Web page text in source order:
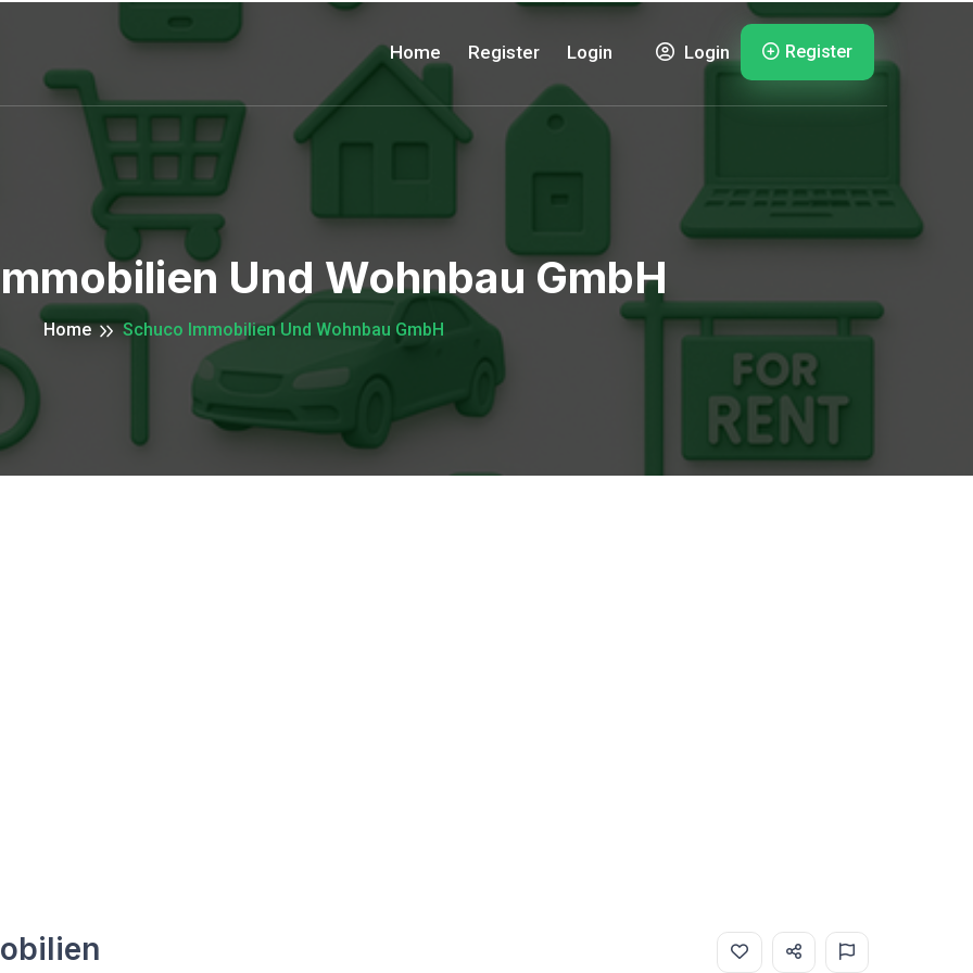
Home Register Login Login Register
Und Wohnbau GmbH
Home Schuco Immobilien Und Wohnbau GmbH